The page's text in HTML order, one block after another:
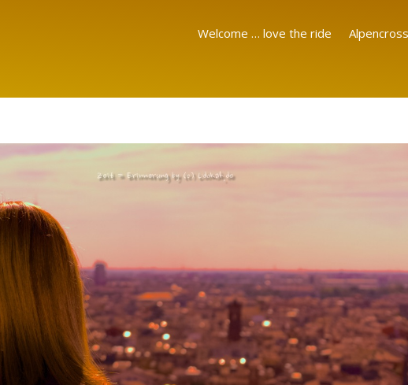
Welcome … love the ride Alpencross